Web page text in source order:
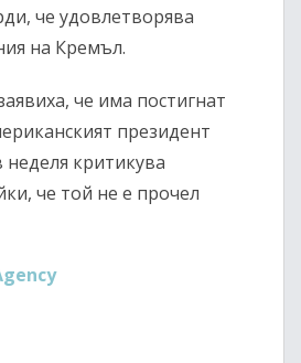
че удовлетворява
на Кремъл.
че има постигнат
президент
критикува
че той не е прочел